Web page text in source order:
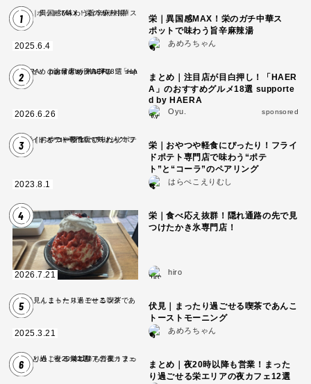
1
2025.6.4
栄｜異国感MAX！栄のガチ中華ス
ポットで味わう旨辛麻辣湯
あめろちゃん
2
2026.6.26
まとめ｜注目店が目白押し！「HAER
A」のおすすめグルメ18選 supporte
d by HAERA
Oyu. sponsored
3
2023.8.1
栄｜おやつや軽食にぴったり！フライ
ドポテト専門店で味わう“ポテ
ト”と“コーラ”のペアリング
はらぺこえりむし
4
2026.7.21
栄｜食べ応え抜群！隠れ通路の先で見
つけたかき氷専門店！
hiro
5
2025.3.21
伏見｜まったり過ごせる喫茶であんこ
トーストモーニング
あめろちゃん
6
まとめ｜夜20時以降も営業！まった
り過ごせる栄エリアの夜カフェ12選